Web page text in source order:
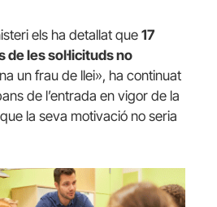
els ha detallat que 17
de les sol·licituds no
un frau de llei», ha continuat
de l’entrada en vigor de la
la seva motivació no seria